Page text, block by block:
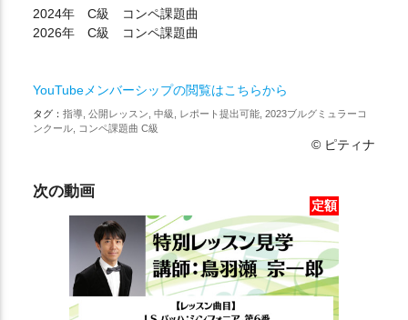
2024年 C級 コンペ課題曲
2026年 C級 コンペ課題曲
YouTubeメンバーシップの閲覧はこちらから
タグ： 指導, 公開レッスン, 中級, レポート提出可能, 2023ブルグミュラーコ
ンクール, コンペ課題曲 C級
© ピティナ
次の動画
定額